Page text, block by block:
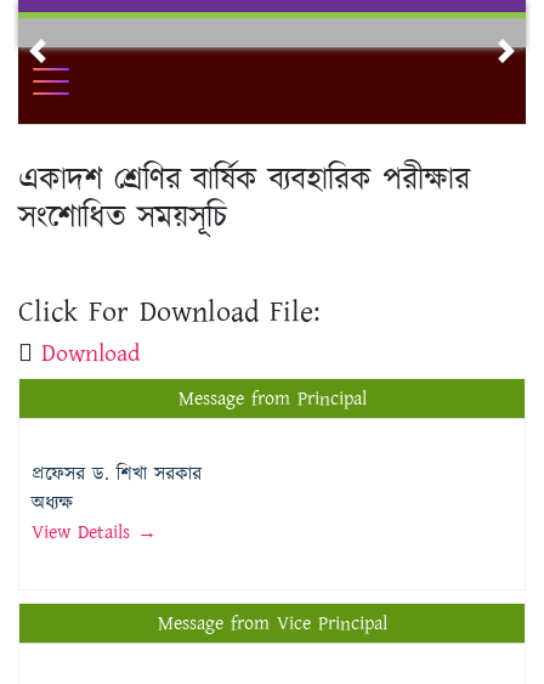
Skip
contentPrevious
একাদশ শ্রেণির বার্ষিক ব্যবহারিক পরীক্ষার
সংশোধিত সময়সূচি
Click For Download File:
Download
Message from Principal
প্রফেসর ড. শিখা সরকার
অধ্যক্ষ
View Details →
Message from Vice Principal